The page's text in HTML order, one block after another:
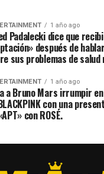
1 año ago
Padalecki dice que
después de
sus problemas de
1 año ago
a Bruno Mars irrumpir en
con una
con ROSÉ.